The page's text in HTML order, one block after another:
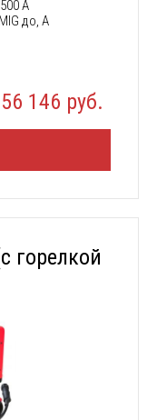
500 А
до, А
146 руб.
горелкой